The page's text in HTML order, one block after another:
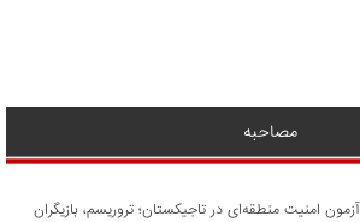
مصاحبه
آزمون امنیت منطقه‌ای در تاجیکستان؛ تروریسم، بازیگران